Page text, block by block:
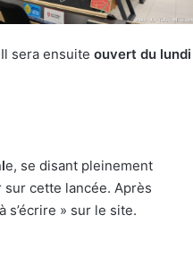
sera ensuite ouvert du lundi
e, se disant pleinement
sur cette lancée. Après
s’écrire » sur le site.